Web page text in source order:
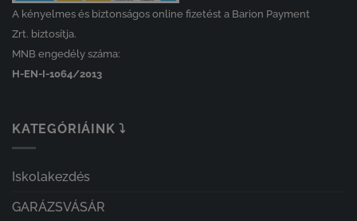
A kényelmes és biztonságos online fizetést a Barion Payment
Zrt. biztosítja.
MNB engedély száma:
H-EN-I-1064/2013
KATEGÓRIÁINK ⤵
Iskolakezdés
GARÁZSVÁSÁR